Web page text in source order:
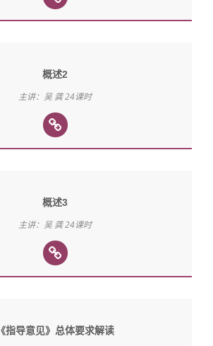
概述2
主讲：吴 龚 24课时
概述3
主讲：吴 龚 24课时
《指导意见》总体要求解读